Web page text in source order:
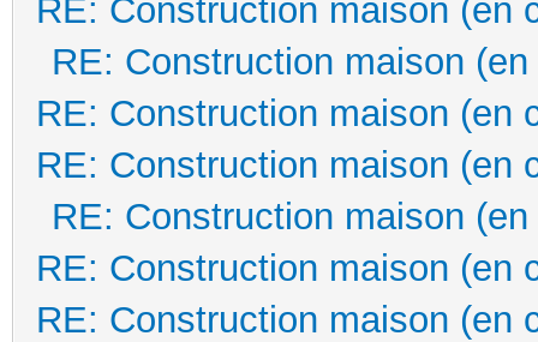
RE: Construction maison (en
RE: Construction maison
RE: Construction maison (en
RE: Construction maison (en
RE: Construction maison
RE: Construction maison (en
RE: Construction maison (en